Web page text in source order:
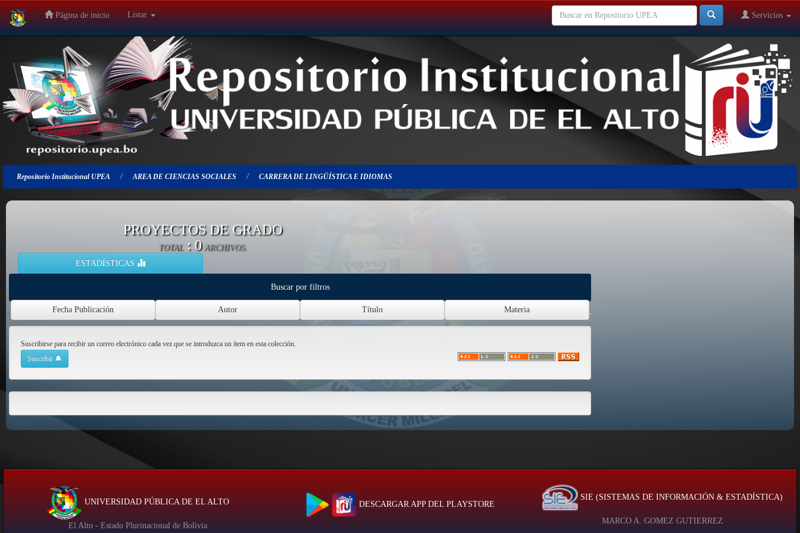
Salir
navegación
Página de inicio Listar Servicios
Repositorio Institucional UPEA AREA DE CIENCIAS SOCIALES CARRERA DE LINGÜÍSTICA E IDIOMAS
PROYECTOS DE GRADO
TOTAL : 0ARCHIVOS.
ESTADÍSTICAS
Buscar por filtros
Suscribirse para recibir un correo electrónico cada vez que se introduzca un ítem en esta colección.
UNIVERSIDAD PÚBLICA DE EL ALTO
El Alto - Estado Plurinacional de Bolivia
DESCARGAR APP DEL PLAYSTORE
SIE (SISTEMAS DE INFORMACIÓN & ESTADÍSTICA)
MARCO A. GOMEZ GUTIERREZ